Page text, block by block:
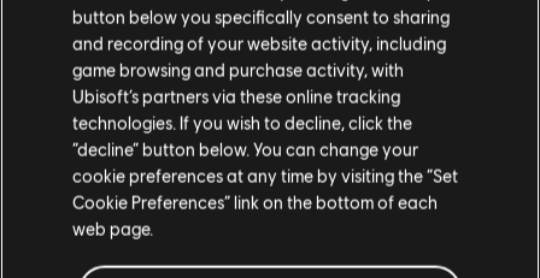
แคนเดล่าของ Ying, โล่ G52-Tactical Shield ่ของ Blitz.,
และระเบิดสตันใช้ระบบการตรวจจับแฟลชใหม่ที่คำนวณระยะเวลา
แฟลช โดยคำนึงถึงสภาพแวดล้อม และมุมของการระเบิด
ตลอดจนระยะทาง และทิศทางของผู้เล่น นั่นหมายความว่าหาก
เจ้าหน้าที่ได้รับผลกระทบ พวกเขาจะถูกแฟลชที่ 100% เสมอ
แต่ระยะเวลาจะเปลี่ยนแปลงในแต่ละครั้ง เพิ่มความน่าเชื่อถือให้
กับของเอฟเฟกต์แฟลช
button below you specifically consent to sharing
and recording of your website activity, including
game browsing and purchase activity, with
Ubisoft’s partners via these online tracking
technologies. If you wish to decline, click the
“decline” button below. You can change your
cookie preferences at any time by visiting the “Set
Cookie Preferences” link on the bottom of each
web page.